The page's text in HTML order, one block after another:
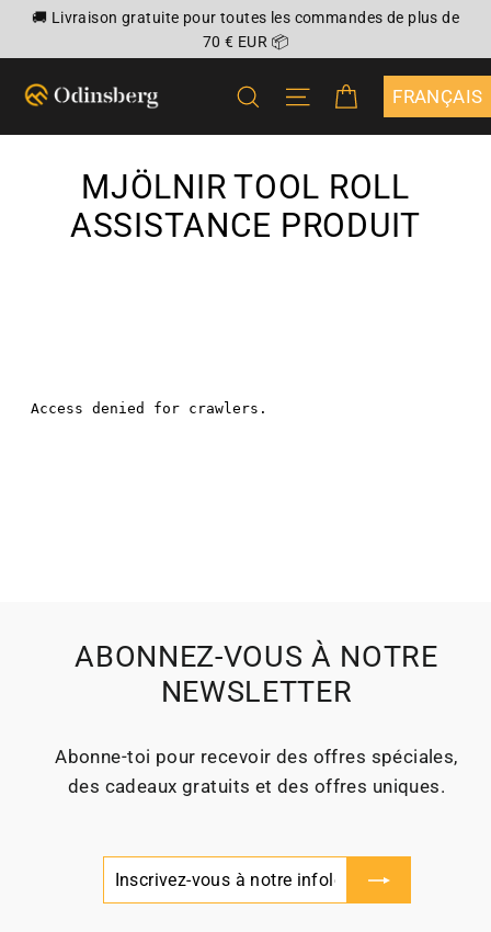
Passer🚚 Livraison gratuite pour toutes les commandes de plus de
70 € EUR 📦
RECHERCHER
NAVIGATION
PANIER
MJÖLNIR TOOL ROLL
ASSISTANCE PRODUIT
ABONNEZ-VOUS À NOTRE
NEWSLETTER
Abonne‑toi pour recevoir des offres spéciales,
des cadeaux gratuits et des offres uniques.
Inscrivez-
vous
S'inscrire